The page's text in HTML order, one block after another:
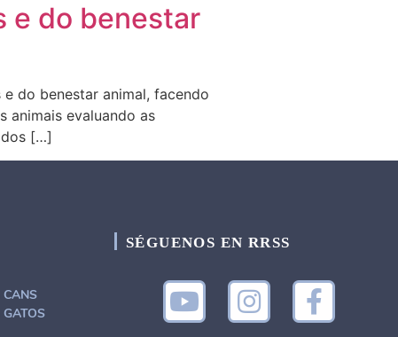
e do benestar
do benestar animal, facendo
animais evaluando as
dos […]
SÉGUENOS EN RRSS